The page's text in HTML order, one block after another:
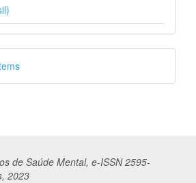
de Saúde Mental, e-ISSN 2595-
2023